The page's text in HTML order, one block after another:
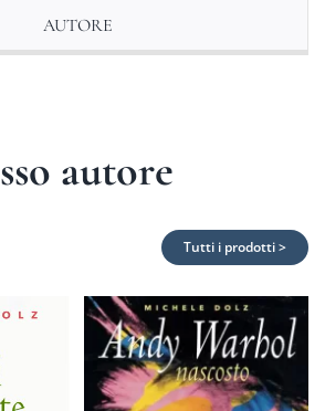
AUTORE
autore
Tutti i prodotti >